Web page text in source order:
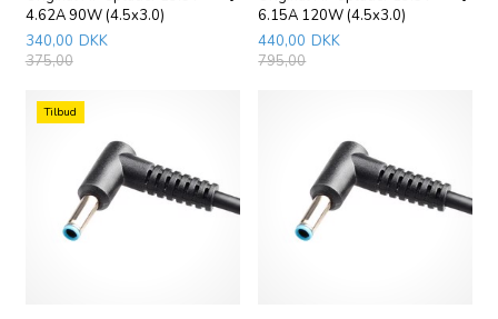
4.62A 90W (4.5x3.0)
340,00 DKK
375,00
6.15A 120W (4.5x3.0)
440,00 DKK
795,00
Tilbud